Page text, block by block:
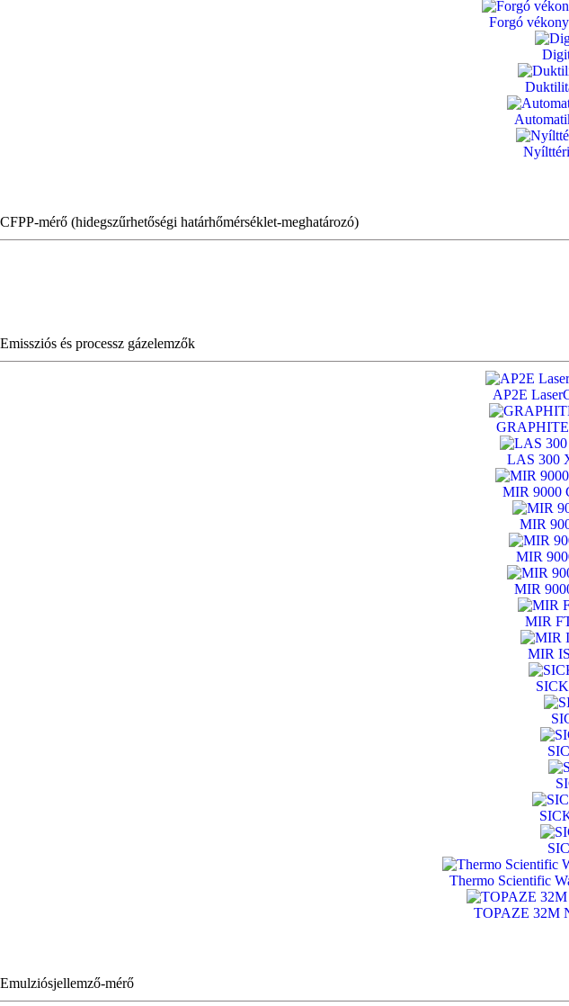
Forgó
CFPP-mérő (hidegszűrhetőségi határhőmérséklet-meghatározó)
Emissziós és processz gázelemzők
AP2E
LAS 300
MIR 9000
MIR
MIR
MIR
MIR
MIR
Thermo Scientific
TOPAZE 32M
Emulziósjellemző-mérő